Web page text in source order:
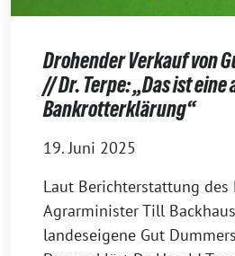
Drohender Verkauf von
// Dr. Terpe: „Das ist
Bankrotterklärung“
19. Juni 2025
Laut Berichterstattung des
Agrarminister Till
landeseigene Gut